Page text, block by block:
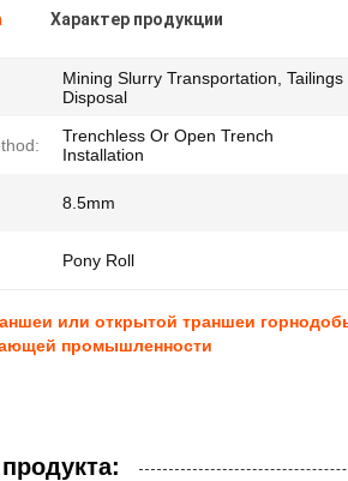
Характер продукции
Mining Slurry Transportation, Tailings
Disposal
Trenchless Or Open Trench
Installation
8.5mm
Pony Roll
или открытой траншеи
промышленности